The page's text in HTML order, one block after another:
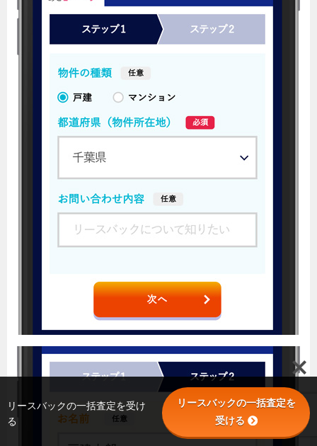
リースバックの一括査定を受け
る
リースバックの一括査定を
受ける